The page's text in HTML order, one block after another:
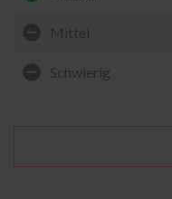
Mittel
Schwierig